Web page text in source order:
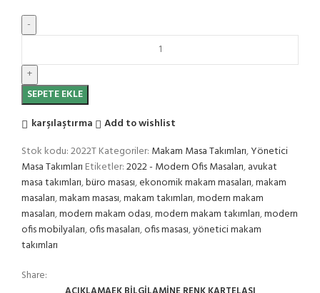
SEPETE EKLE
karşılaştırma
Add to wishlist
Stok kodu:2022TKategoriler: Makam Masa Takımları,Yönetici
Masa Takımları Etiketler:2022 - Modern Ofis Masaları,avukat
masa takımları,büro masası,ekonomik makam masaları,makam
masaları,makam masası,makam takımları,modern makam
masaları,modern makam odası,modern makam takımları,modern
ofis mobilyaları,ofis masaları,ofis masası,yönetici makam
takımları
Share: